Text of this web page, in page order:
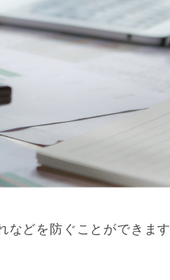
などを防ぐことができます